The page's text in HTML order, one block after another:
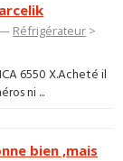
— Réfrigérateur >
6550 X.Acheté il
ni ...
bien ,mais